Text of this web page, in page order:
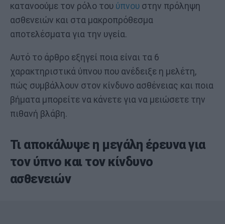
κατανοούμε τον ρόλο του ύπνου στην πρόληψη
ασθενειών και στα μακροπρόθεσμα
αποτελέσματα για την υγεία.
Αυτό το άρθρο εξηγεί ποια είναι τα 6
χαρακτηριστικά ύπνου που ανέδειξε η μελέτη,
πώς συμβάλλουν στον κίνδυνο ασθένειας και ποια
βήματα μπορείτε να κάνετε για να μειώσετε την
πιθανή βλάβη.
Τι αποκάλυψε η μεγάλη έρευνα για
τον ύπνο και τον κίνδυνο
ασθενειών